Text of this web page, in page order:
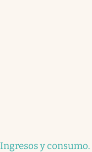
Ingresos y consumo.